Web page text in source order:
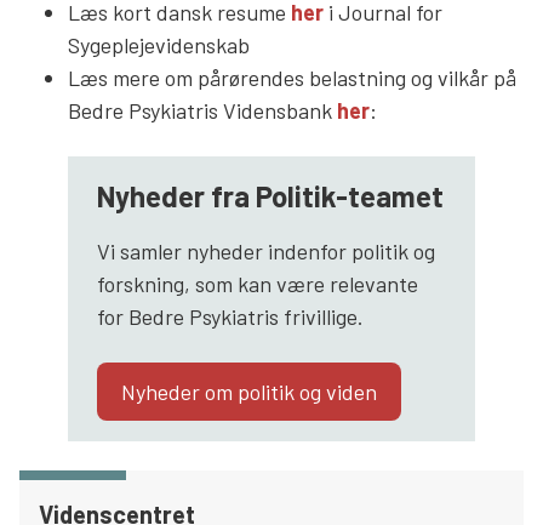
Læs kort dansk resume her i Journal for
Sygeplejevidenskab
Læs mere om pårørendes belastning og vilkår på
Bedre Psykiatris Vidensbank her:
Nyheder fra Politik-teamet
Vi samler nyheder indenfor politik og
forskning, som kan være relevante
for Bedre Psykiatris frivillige.
Nyheder om politik og viden
Videnscentret